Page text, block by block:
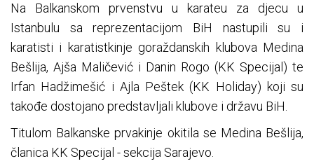
Na Balkanskom prvenstvu u karateu za djecu u
Istanbulu sa reprezentacijom BiH nastupili su i
karatisti i karatistkinje goraždanskih klubova Medina
Bešlija, Ajša Maličević i Danin Rogo (KK Specijal) te
Irfan Hadžimešić i Ajla Peštek (KK Holiday) koji su
takođe dostojano predstavljali klubove i državu BiH.
Titulom Balkanske prvakinje okitila se Medina Bešlija,
članica KK Specijal - sekcija Sarajevo.